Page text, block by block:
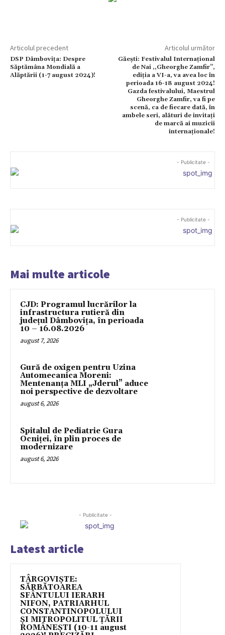
Articolul precedent
DSP Dâmbovița: Despre
Săptămâna Mondială a
Alăptării (1-7 august 2024)!
Articolul următor
Găești: Festivalul Internațional
de Nai ,,Gheorghe Zamfir’’,
ediția a VI-a, va avea loc în
perioada 16-18 august 2024!
Gazda festivalului, Maestrul
Gheorghe Zamfir, va fi pe
scenă, ca de fiecare dată, în
ambele seri, alături de invitați
de marcă ai muzicii
internaționale!
- Publicitate -
- Publicitate -
Mai multe articole
CJD: Programul lucrărilor la
infrastructura rutieră din
județul Dâmbovița, în perioada
10 – 16.08.2026
august 7, 2026
Gură de oxigen pentru Uzina
Automecanica Moreni:
Mentenanța MLI „Jderul” aduce
noi perspective de dezvoltare
august 6, 2026
Spitalul de Pediatrie Gura
Ocniței, în plin proces de
modernizare
august 6, 2026
- Publicitate -
Latest article
TÂRGOVIȘTE:
SĂRBĂTOAREA
SFÂNTULUI IERARH
NIFON, PATRIARHUL
CONSTANTINOPOLULUI
ŞI MITROPOLITUL ȚĂRII
ROMÂNEȘTI (10-11 august